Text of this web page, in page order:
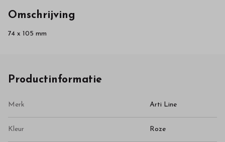
Omschrijving
74 x 105 mm
Productinformatie
Merk Arti Line
Kleur Roze